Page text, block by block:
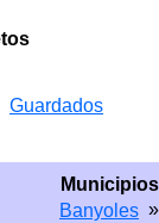
Guardados
Municipios
Banyoles »